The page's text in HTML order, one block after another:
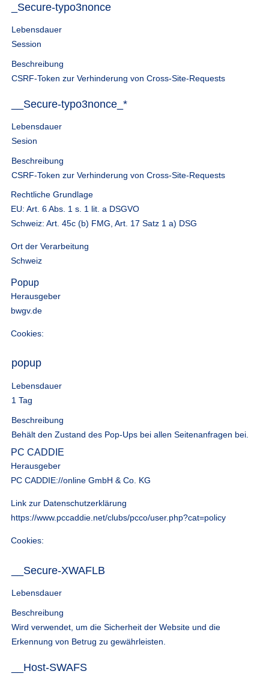
_Secure-typo3nonce
Lebensdauer
Session
Beschreibung
CSRF-Token zur Verhinderung von Cross-Site-Requests
__Secure-typo3nonce_*
Lebensdauer
Sesion
Beschreibung
CSRF-Token zur Verhinderung von Cross-Site-Requests
Rechtliche Grundlage
EU: Art. 6 Abs. 1 s. 1 lit. a DSGVO
Schweiz: Art. 45c (b) FMG, Art. 17 Satz 1 a) DSG
Ort der Verarbeitung
Schweiz
Popup
Herausgeber
bwgv.de
Cookies:
popup
Lebensdauer
1 Tag
Beschreibung
Behält den Zustand des Pop-Ups bei allen Seitenanfragen bei.
PC CADDIE
Herausgeber
PC CADDIE://online GmbH & Co. KG
Link zur Datenschutzerklärung
https://www.pccaddie.net/clubs/pcco/user.php?cat=policy
Cookies:
__Secure-XWAFLB
Lebensdauer
Beschreibung
Wird verwendet, um die Sicherheit der Website und die
Erkennung von Betrug zu gewährleisten.
__Host-SWAFS